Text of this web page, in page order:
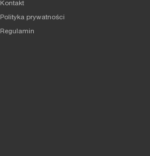
Kontakt
Polityka prywatności
Regulamin